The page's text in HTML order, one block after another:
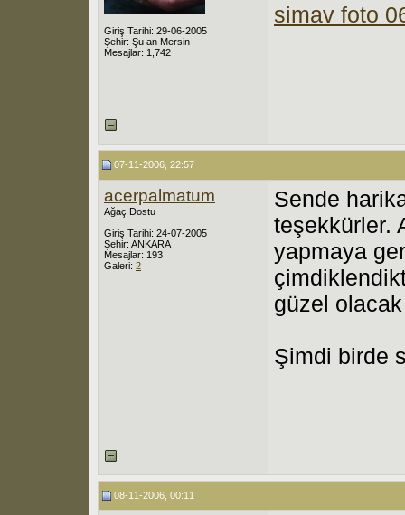
Giriş Tarihi: 29-06-2005
Şehir: Şu an Mersin
Mesajlar: 1,742
simav foto
07-11-2006, 22:57
acerpalmatum
Ağaç Dostu
Giriş Tarihi: 24-07-2005
Şehir: ANKARA
Mesajlar: 193
Galeri: 2
Sende
teşekkürler.
yapmaya
güzel
Şimdi birde
08-11-2006, 00:11